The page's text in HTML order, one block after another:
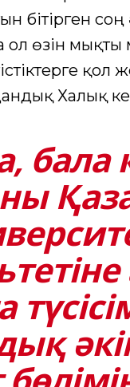
бітірген
өзін мықты
қол
Халық
бала